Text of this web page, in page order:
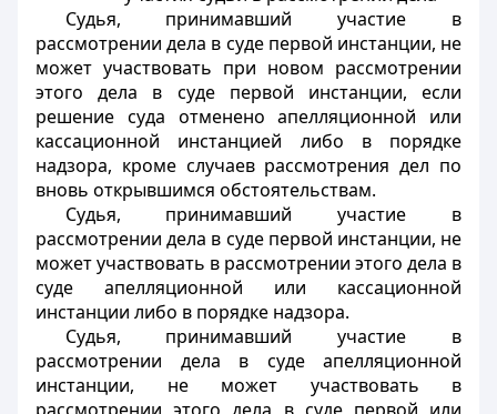
Судья, принимавший участие в
рассмотрении дела в суде первой инстанции, не
может участвовать при новом рассмотрении
этого дела в суде первой инстанции, если
решение суда отменено апелляционной или
кассационной инстанцией либо в порядке
надзора, кроме случаев рассмотрения дел по
вновь открывшимся обстоятельствам.
Судья, принимавший участие в
рассмотрении дела в суде первой инстанции, не
может участвовать в рассмотрении этого дела в
суде апелляционной или кассационной
инстанции либо в порядке надзора.
Судья, принимавший участие в
рассмотрении дела в суде апелляционной
инстанции, не может участвовать в